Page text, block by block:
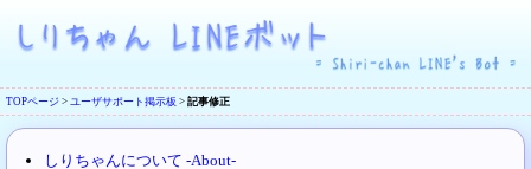
TOPページ > ユーザサポート掲示板 > 記事修正
しりちゃんについて -About-